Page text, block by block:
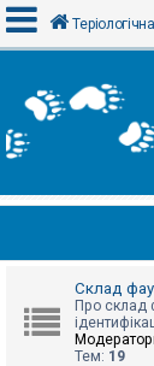
х
і
т
р
а
Склад
Про склад
Тем: 19